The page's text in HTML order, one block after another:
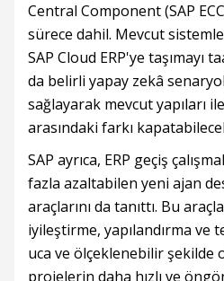
Central Component (SAP
sürece dahil. Mevcut
SAP Cloud ERP'ye taşımayı
da belirli yapay zekâ
sağlayarak mevcut yapıları
arasındaki farkı
SAP ayrıca, ERP geçiş
fazla azaltabilen yeni ajan
araçlarını da tanıttı. Bu
iyileştirme, yapılandırma ve
uca ve ölçeklenebilir
projelerin daha hızlı ve